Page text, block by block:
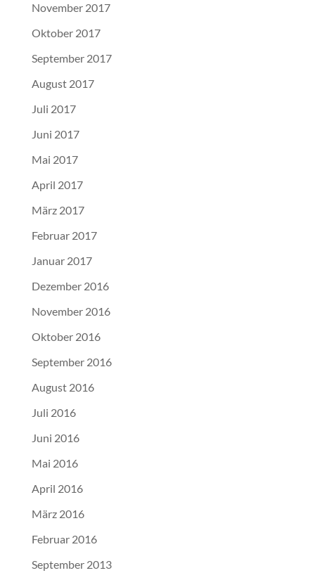
November 2017
Oktober 2017
September 2017
August 2017
Juli 2017
Juni 2017
Mai 2017
April 2017
März 2017
Februar 2017
Januar 2017
Dezember 2016
November 2016
Oktober 2016
September 2016
August 2016
Juli 2016
Juni 2016
Mai 2016
April 2016
März 2016
Februar 2016
September 2013